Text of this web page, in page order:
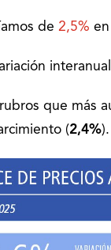
de 2,5%
que más
(2,4%).